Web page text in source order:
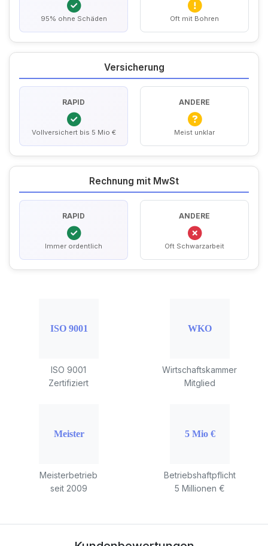
95% ohne Schäden Oft mit Bohren
Versicherung
RAPID
Vollversichert bis 5 Mio €
ANDERE
Meist unklar
Rechnung mit MwSt
RAPID
Immer ordentlich
ANDERE
Oft Schwarzarbeit
ISO 9001
Zertifiziert
Wirtschaftskammer
Mitglied
Meisterbetrieb
seit 2009
Betriebshaftpflicht
5 Millionen €